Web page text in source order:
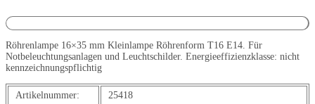
Röhrenlampe 16×35 mm Kleinlampe Röhrenform T16 E14. Für
Notbeleuchtungsanlagen und Leuchtschilder. Energieeffizienzklasse: nicht
kennzeichnungspflichtig
Artikelnummer:
25418